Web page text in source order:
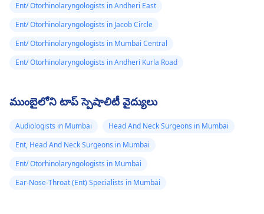
Ent/ Otorhinolaryngologists in Andheri East
Ent/ Otorhinolaryngologists in Jacob Circle
Ent/ Otorhinolaryngologists in Mumbai Central
Ent/ Otorhinolaryngologists in Andheri Kurla Road
ముంబైలోని టాప్ స్పెషాలిటీ వైద్యులు
Audiologists in Mumbai
Head And Neck Surgeons in Mumbai
Ent, Head And Neck Surgeons in Mumbai
Ent/ Otorhinolaryngologists in Mumbai
Ear-Nose-Throat (Ent) Specialists in Mumbai